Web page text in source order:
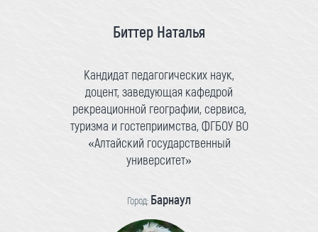
Биттер Наталья
Кандидат педагогических наук,
доцент, заведующая кафедрой
рекреационной географии, сервиса,
туризма и гостеприимства, ФГБОУ ВО
«Алтайский государственный
университет»
Город: Барнаул